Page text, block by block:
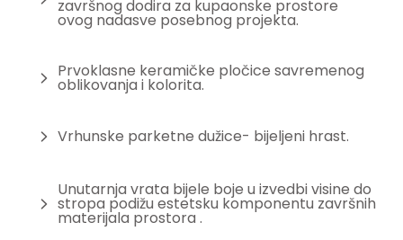
završnog dodira za kupaonske prostore
ovog nadasve posebnog projekta.
Prvoklasne keramičke pločice savremenog
oblikovanja i kolorita.
Vrhunske parketne dužice- bijeljeni hrast.
Unutarnja vrata bijele boje u izvedbi visine do
stropa podižu estetsku komponentu završnih
materijala prostora .